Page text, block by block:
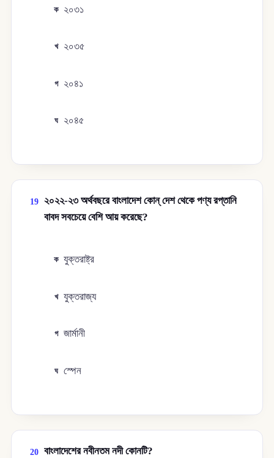
ক ২০৩১
খ ২০৩৫
গ ২০৪১
ঘ ২০৪৫
19 ২০২২-২৩ অর্থবছরে বাংলাদেশ কোন্ দেশ থেকে পণ্য রপ্তানি
বাবদ সবচেয়ে বেশি আয় করেছে?
ক যুক্তরাষ্ট্র
খ যুক্তরাজ্য
গ জার্মানী
ঘ স্পেন
20 বাংলাদেশের নবীনতম নদী কোনটি?